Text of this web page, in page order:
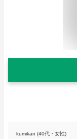
kumikan (40代・女性)